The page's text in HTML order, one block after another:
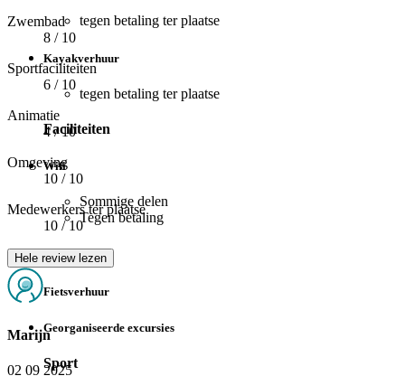
tegen betaling ter plaatse
Kayakverhuur
tegen betaling ter plaatse
Faciliteiten
Wifi
Sommige delen
Tegen betaling
Speeltuin
Fietsverhuur
Georganiseerde excursies
Sport
Zwembad
8 / 10
Sportfaciliteiten
6 / 10
Animatie
4/ 10
Omgeving
10 / 10
Medewerkers ter plaatse
10 / 10
Hele review lezen
Marijn
02 09 2025